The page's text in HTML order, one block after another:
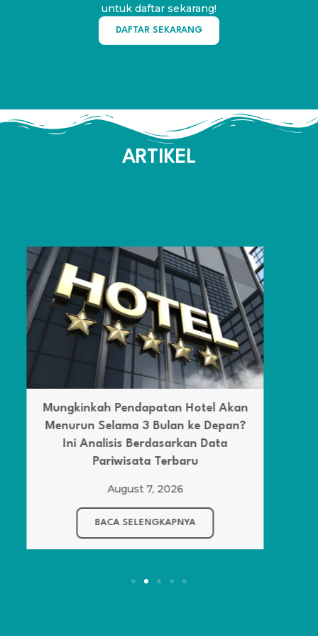
untuk daftar sekarang!
DAFTAR SEKARANG
ARTIKEL
Alasan Banyak yang Lebih Banyak
Memilih Culinary Art di tahun 2026
August 6, 2026
BACA SELENGKAPNYA